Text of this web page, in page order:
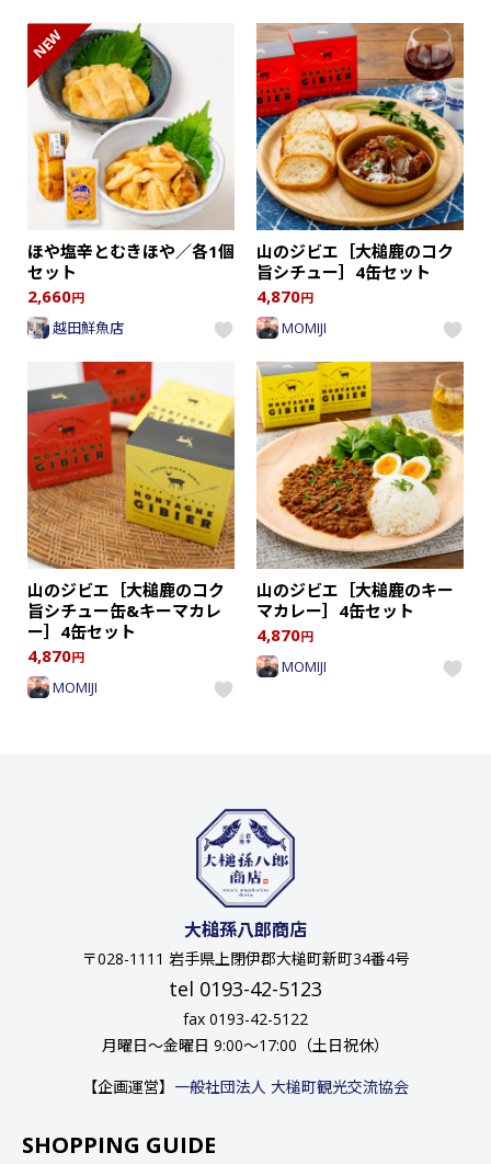
NEW
ほや塩辛とむきほや／各1個
セット
2,660円
越田鮮魚店
山のジビエ［大槌鹿のコク
旨シチュー］4缶セット
4,870円
MOMIJI
山のジビエ［大槌鹿のコク
旨シチュー缶&キーマカレ
ー］4缶セット
4,870円
MOMIJI
山のジビエ［大槌鹿のキー
マカレー］4缶セット
4,870円
MOMIJI
大槌孫八郎商店
〒028-1111 岩手県上閉伊郡大槌町新町34番4号
tel 0193-42-5123
fax 0193-42-5122
月曜日〜金曜日 9:00〜17:00（土日祝休）
【企画運営】 一般社団法人 大槌町観光交流協会
SHOPPING GUIDE